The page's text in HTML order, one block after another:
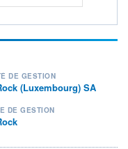
DE GESTION
(Luxembourg) SA
DE GESTION